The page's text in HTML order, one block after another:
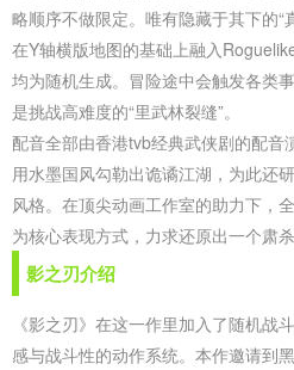
略顺序不做限定。唯有隐藏于其下的“
在Y轴横版地图的基础上融入
均为随机生成。冒险途中会触发各类
是挑战高难度的“里武林裂缝”。
配音全部由香港tvb经典武侠剧的配音
用水墨国风勾勒出诡谲江湖，为此还
风格。在顶尖动画工作室的助力下，
为核心表现方式，力求还原出一个肃
影之刃介绍
《影之刃》在这一作里加入了随机战
感与战斗性的动作系统。本作邀请到